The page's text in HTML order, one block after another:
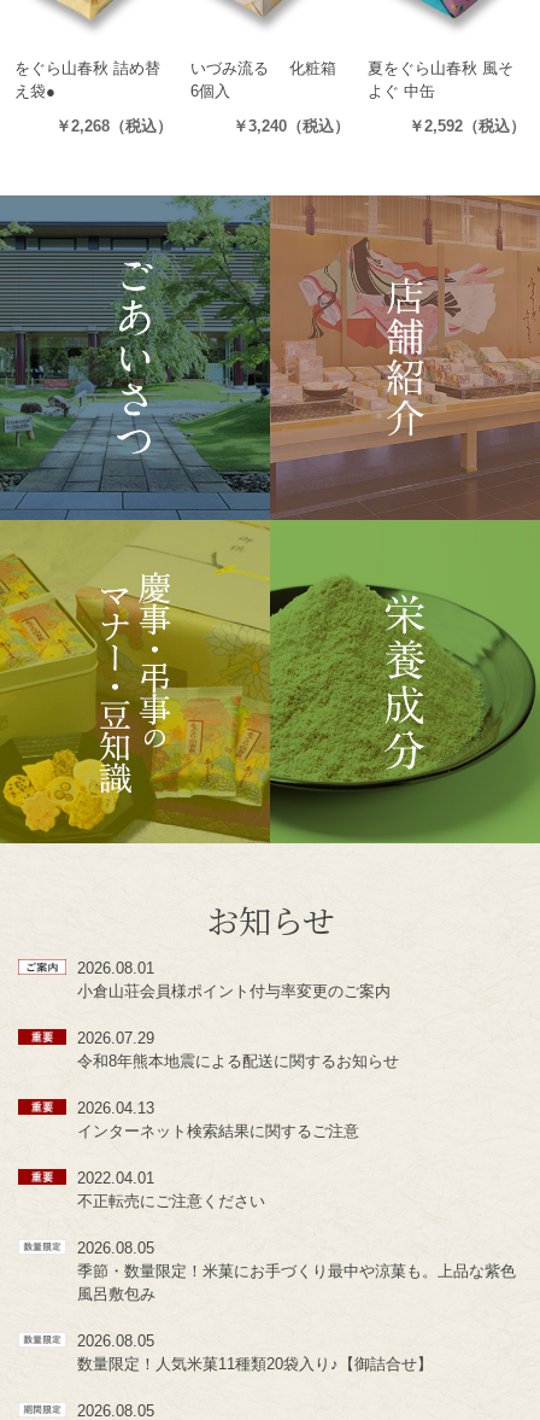
をぐら山春秋 詰め替
え袋●
（8ヶ入り20袋）
￥2,268 （税込）
いづみ流るゝ 化粧箱
6個入
（生果汁ゼリーみかん
￥3,240（税込）
夏をぐら山春秋 風そ
よぐ 中缶
（8ヶ入り16袋）
￥2,592（税込）
お知らせ
2026.08.01
小倉山荘会員様ポイント付与率変更のご案内
2026.07.29
令和8年熊本地震による配送に関するお知らせ
2026.04.13
インターネット検索結果に関するご注意
2022.04.01
不正転売にご注意ください
2026.08.05
季節・数量限定！米菓にお手づくり最中や涼菓も。上品な紫色
風呂敷包み
2026.08.05
数量限定！人気米菓11種類20袋入り♪【御詰合せ】
2026.08.05